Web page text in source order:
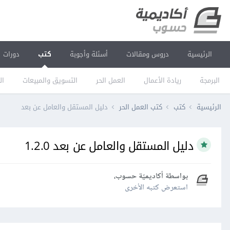
الرئيسية دروس ومقالات أسئلة وأجوبة كتب
البرمجة ريادة الأعمال العمل الحر التسويق والمبيعات
دورات
الرئيسية كتب كتب العمل الحر دليل المستقل والعامل عن بعد
دليل المستقل والعامل عن بعد 1.2.0
بواسطة أكاديميّة حسوب،
استعرض كتبه الأخرى